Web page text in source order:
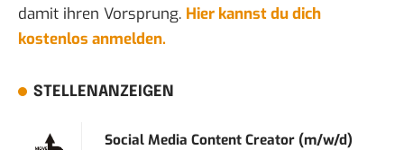
damit ihren Vorsprung. Hier kannst du dich
kostenlos anmelden.
STELLENANZEIGEN
Social Media Content Creator (m/w/d)